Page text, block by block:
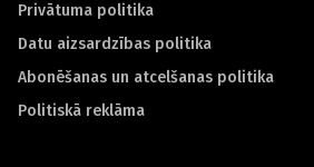
Privātuma politika
Datu aizsardzības politika
Abonēšanas un atcelšanas politika
Politiskā reklāma